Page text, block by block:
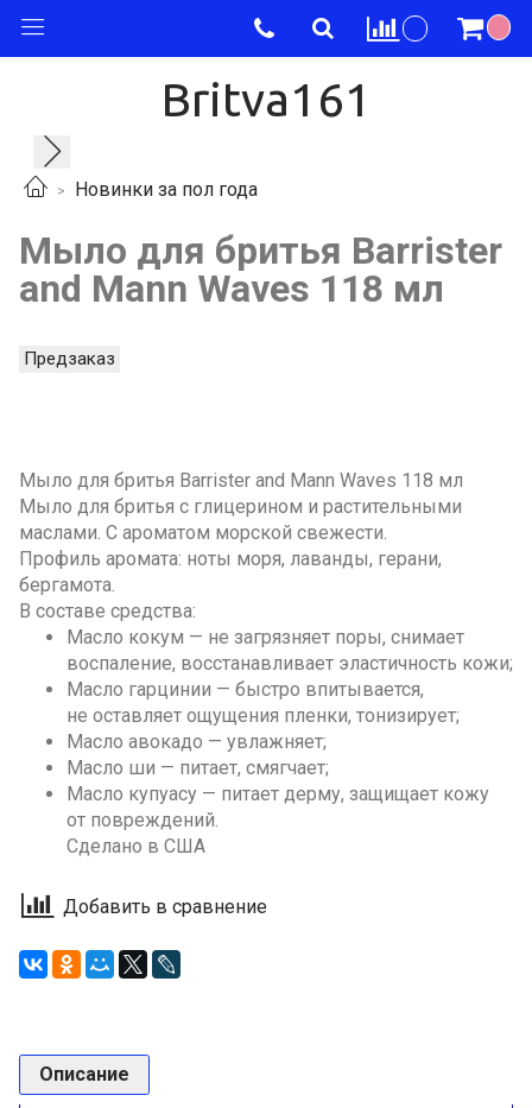
Britva161
Новинки за пол года
Мыло для бритья Barrister
and Mann Waves 118 мл
Предзаказ
Мыло для бритья Barrister and Mann Waves 118 мл
Мыло для бритья с глицерином и растительными
маслами. С ароматом морской свежести.
Профиль аромата: ноты моря, лаванды, герани,
бергамота.
В составе средства:
Масло кокум — не загрязняет поры, снимает
воспаление, восстанавливает эластичность кожи;
Масло гарцинии — быстро впитывается,
не оставляет ощущения пленки, тонизирует;
Масло авокадо — увлажняет;
Масло ши — питает, смягчает;
Масло купуасу — питает дерму, защищает кожу
от повреждений.
Сделано в США
Добавить в сравнение
Описание